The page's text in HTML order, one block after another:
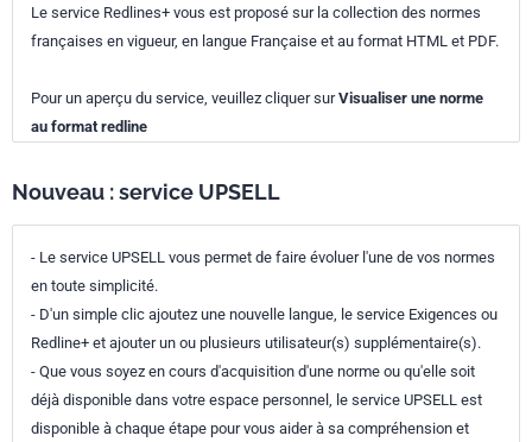
Le service Redlines+ vous est proposé sur la collection des normes
françaises en vigueur, en langue Française et au format HTML et PDF.
Pour un aperçu du service, veuillez cliquer surVisualiser une norme
au format redline
Nouveau : service UPSELL
- Le service UPSELL vous permet de faire évoluer l'une de vos normes
en toute simplicité.
- D'un simple clic ajoutez une nouvelle langue, le service Exigences ou
Redline+ et ajouter un ou plusieurs utilisateur(s) supplémentaire(s).
- Que vous soyez en cours d'acquisition d'une norme ou qu'elle soit
déjà disponible dans votre espace personnel, le service UPSELL est
disponible à chaque étape pour vous aider à sa compréhension et